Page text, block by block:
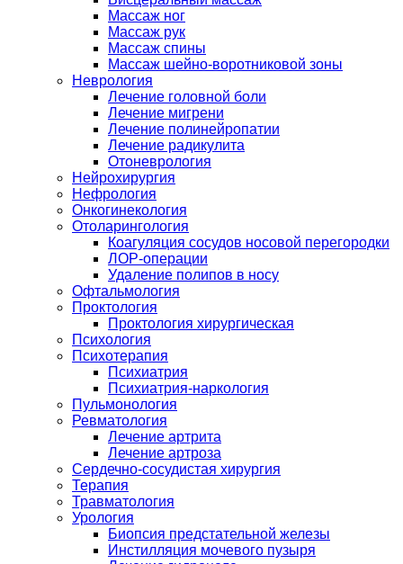
Массаж ног
Массаж рук
Массаж спины
Массаж шейно-воротниковой зоны
Неврология
Лечение головной боли
Лечение мигрени
Лечение полинейропатии
Лечение радикулита
Отоневрология
Нейрохирургия
Нефрология
Онкогинекология
Отоларингология
Коагуляция сосудов носовой перегородки
ЛОР-операции
Удаление полипов в носу
Офтальмология
Проктология
Проктология хирургическая
Психология
Психотерапия
Психиатрия
Психиатрия-наркология
Пульмонология
Ревматология
Лечение артрита
Лечение артроза
Сердечно-сосудистая хирургия
Терапия
Травматология
Урология
Биопсия предстательной железы
Инстилляция мочевого пузыря